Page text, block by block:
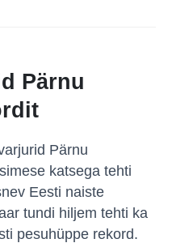
Pärnu
Pärnu
katsega tehti
Eesti naiste
tundi hiljem tehti ka
pesuhüppe rekord.